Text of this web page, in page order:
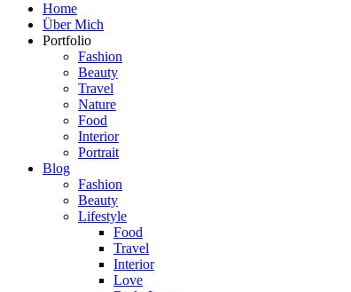
Home
Über Mich
Portfolio
Fashion
Beauty
Travel
Nature
Food
Interior
Portrait
Blog
Fashion
Beauty
Lifestyle
Food
Travel
Interior
Love